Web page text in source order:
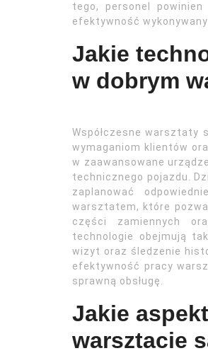
tego, personel
efektywność
Jakie
w dobrym
Współczesne warsztaty
wymaganiom klientów
w zaawansowane
technicznego pojazdu.
zaplanować
warsztatem, które
części zamiennych
technologie obejmują
wizyt oraz śledzenie
efektywność pracy
sprawną obsługę.
Jakie
warsztacie